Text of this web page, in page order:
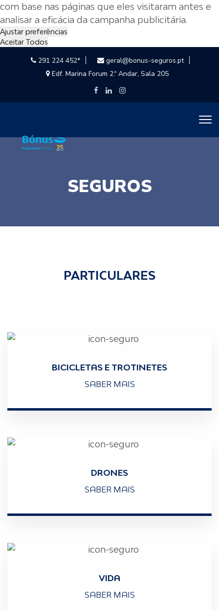
com base nas páginas que eles visitaram antes e
analisar a eficácia da campanha publicitária.
Ajustar preferências
Aceitar Todos
291 224 452*
geral@bonus-seguros.pt
Edf. Marina Forum 2.º Andar, Sala 205
SEGUROS
PARTICULARES
BICICLETAS E TROTINETES
SABER MAIS
DRONES
SABER MAIS
VIDA
SABER MAIS